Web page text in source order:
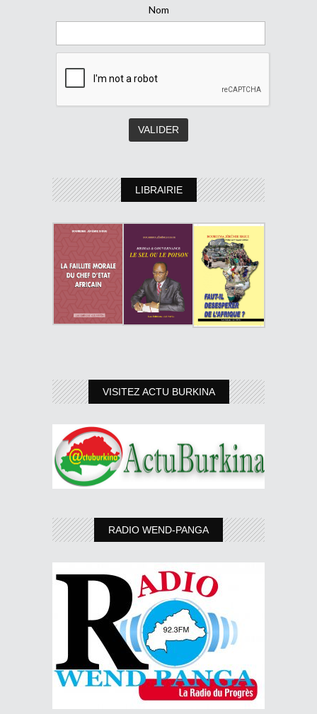
Nom
LIBRAIRIE
VISITEZ ACTU BURKINA
RADIO WEND-PANGA